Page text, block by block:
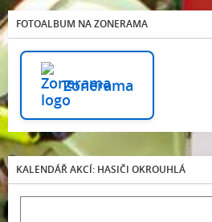
FOTOALBUM NA ZONERAMA
Zonerama
KALENDÁŘ AKCÍ: HASIČI OKROUHLÁ